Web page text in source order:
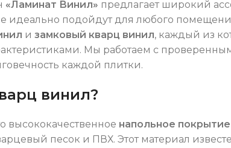
«Ламинат Винил» предлагает широкий
идеально подойдут для любого
и замковый кварц винил, каждый из
Мы работаем с
каждой плитки.
винил?
высококачественное напольное
песок и ПВХ. Этот материал